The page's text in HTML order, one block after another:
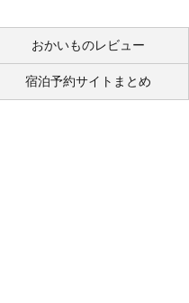
おかいものレビュー
宿泊予約サイトまとめ